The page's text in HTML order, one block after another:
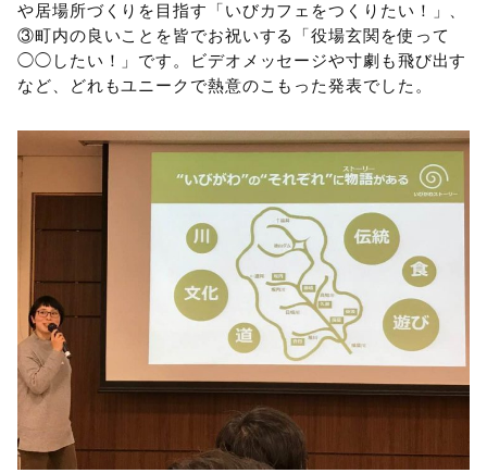
や居場所づくりを目指す「いびカフェをつくりたい！」、
③町内の良いことを皆でお祝いする「役場玄関を使って
◯◯したい！」です。ビデオメッセージや寸劇も飛び出す
など、どれもユニークで熱意のこもった発表でした。